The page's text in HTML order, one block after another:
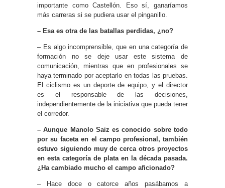
importante como Castellón. Eso sí, ganaríamos
más carreras si se pudiera usar el pinganillo.
– Esa es otra de las batallas perdidas, ¿no?
– Es algo incomprensible, que en una categoría de
formación no se deje usar este sistema de
comunicación, mientras que en profesionales se
haya terminado por aceptarlo en todas las pruebas.
El ciclismo es un deporte de equipo, y el director
es el responsable de las decisiones,
independientemente de la iniciativa que pueda tener
el corredor.
– Aunque Manolo Saiz es conocido sobre todo
por su faceta en el campo profesional, también
estuvo siguiendo muy de cerca otros proyectos
en esta categoría de plata en la década pasada.
¿Ha cambiado mucho el campo aficionado?
– Hace doce o catorce años pasábamos a